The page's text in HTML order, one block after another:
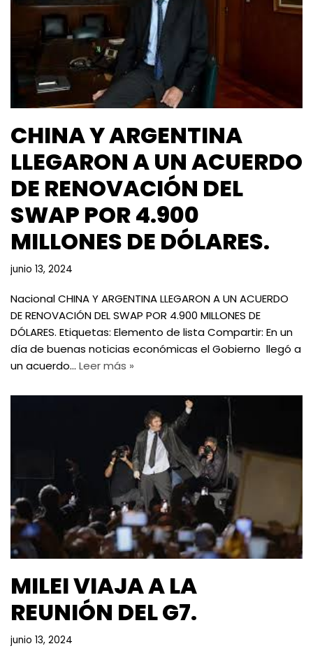
CHINA Y ARGENTINA
LLEGARON A UN ACUERDO
DE RENOVACIÓN DEL
SWAP POR 4.900
MILLONES DE DÓLARES.
junio 13, 2024
Nacional CHINA Y ARGENTINA LLEGARON A UN ACUERDO
DE RENOVACIÓN DEL SWAP POR 4.900 MILLONES DE
DÓLARES. Etiquetas: Elemento de lista Compartir: En un
día de buenas noticias económicas el Gobierno llegó a
un acuerdo… Leer más »
MILEI VIAJA A LA
REUNIÓN DEL G7.
junio 13, 2024